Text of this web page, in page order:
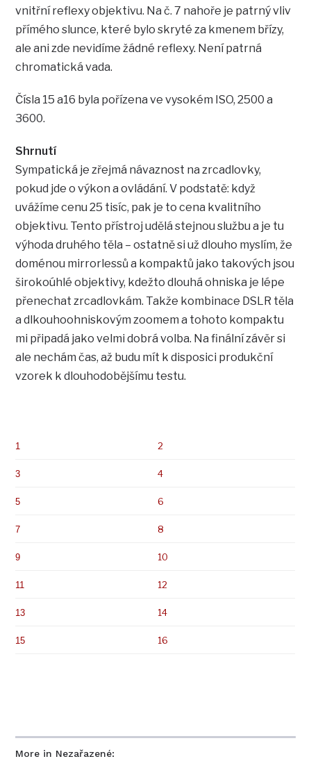
More in Nezařazené:
vnitřní reflexy objektivu. Na č. 7 nahoře je patrný vliv
přímého slunce, které bylo skryté za kmenem břízy,
ale ani zde nevidíme žádné reflexy. Není patrná
chromatická vada.
Čísla 15 a16 byla pořízena ve vysokém ISO, 2500 a
3600.
Shrnutí
Sympatická je zřejmá návaznost na zrcadlovky,
pokud jde o výkon a ovládání. V podstatě: když
uvážíme cenu 25 tisíc, pak je to cena kvalitního
objektivu. Tento přístroj udělá stejnou službu a je tu
výhoda druhého těla – ostatně si už dlouho myslím, že
doménou mirrorlessů a kompaktů jako takových jsou
širokoúhlé objektivy, kdežto dlouhá ohniska je lépe
přenechat zrcadlovkám. Takže kombinace DSLR těla
a dlkouhoohniskovým zoomem a tohoto kompaktu
mi připadá jako velmi dobrá volba. Na finální závěr si
ale nechám čas, až budu mít k disposici produkční
vzorek k dlouhodobějšímu testu.
1 2
3 4
5 6
7 8
9 10
11 12
13 14
15 16